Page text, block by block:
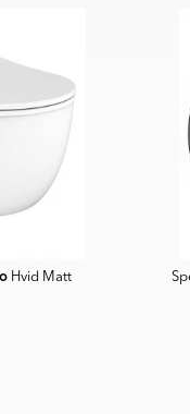
Hvid Matt